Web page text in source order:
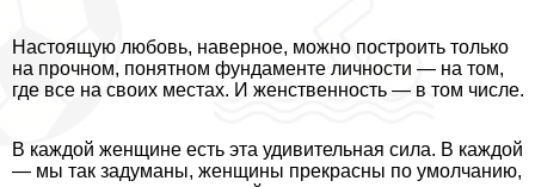
Настоящую любовь, наверное, можно построить только
на прочном, понятном фундаменте личности — на том,
где все на своих местах. И женственность — в том числе.
В каждой женщине есть эта удивительная сила. В каждой
— мы так задуманы, женщины прекрасны по умолчанию,